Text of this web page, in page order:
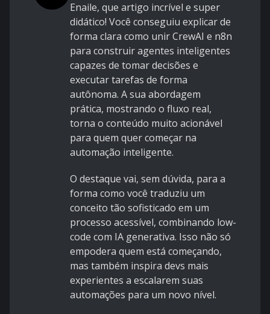
Enaile, que artigo incrível e super
didático! Você conseguiu explicar de
forma clara como unir CrewAI e n8n
para construir agentes inteligentes
capazes de tomar decisões e
executar tarefas de forma
autônoma. A sua abordagem
prática, mostrando o fluxo real,
torna o conteúdo muito acionável
para quem quer começar na
automação inteligente.
O destaque vai, sem dúvida, para a
forma como você traduziu um
conceito tão sofisticado em um
processo acessível, combinando low-
code com IA generativa. Isso não só
empodera quem está começando,
mas também inspira devs mais
experientes a escalarem suas
automações para um novo nível.